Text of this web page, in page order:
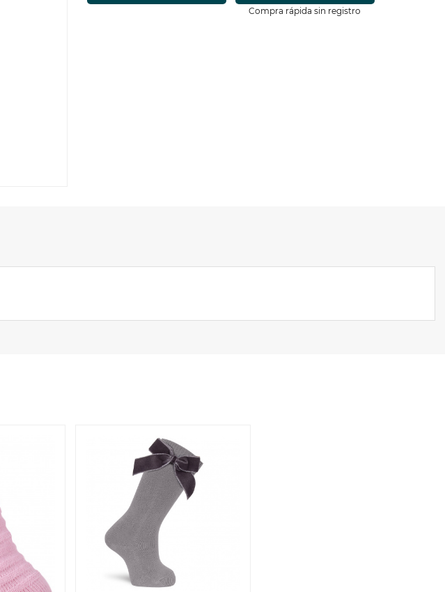
Compra rápida sin registro